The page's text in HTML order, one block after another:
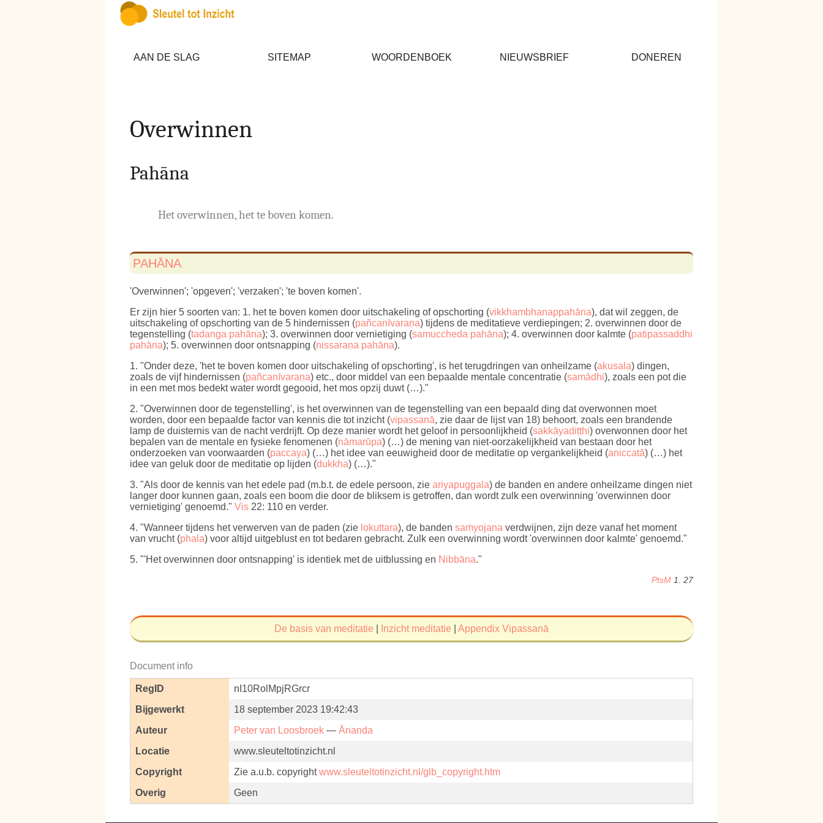
AAN DE SLAG SITEMAP WOORDENBOEK NIEUWSBRIEF DONEREN
Overwinnen
Pahāna
Het overwinnen, het te boven komen.
PAHĀNA
'Overwinnen'; 'opgeven'; 'verzaken'; 'te boven komen'.
Er zijn hier 5 soorten van: 1. het te boven komen door uitschakeling of opschorting (vikkhambhanappahāna), dat wil zeggen, de
uitschakeling of opschorting van de 5 hindernissen (pañcanīvaraṇa) tijdens de meditatieve verdiepingen; 2. overwinnen door de
tegenstelling (tadanga pahāna); 3. overwinnen door vernietiging (samuccheda pahāna); 4. overwinnen door kalmte (patipassaddhi
pahāna); 5. overwinnen door ontsnapping (nissaraṇa pahāna).
1. "Onder deze, 'het te boven komen door uitschakeling of opschorting', is het terugdringen van onheilzame (akusala) dingen,
zoals de vijf hindernissen (pañcanīvaraṇa) etc., door middel van een bepaalde mentale concentratie (samādhi), zoals een pot die
in een met mos bedekt water wordt gegooid, het mos opzij duwt (…)."
2. "Overwinnen door de tegenstelling', is het overwinnen van de tegenstelling van een bepaald ding dat overwonnen moet
worden, door een bepaalde factor van kennis die tot inzicht (vipassanā, zie daar de lijst van 18) behoort, zoals een brandende
lamp de duisternis van de nacht verdrijft. Op deze manier wordt het geloof in persoonlijkheid (sakkāyadiṭṭhi) overwonnen door het
bepalen van de mentale en fysieke fenomenen (nāmarūpa) (…) de mening van niet-oorzakelijkheid van bestaan door het
onderzoeken van voorwaarden (paccaya) (…) het idee van eeuwigheid door de meditatie op vergankelijkheid (aniccatā) (…) het
idee van geluk door de meditatie op lijden (dukkha) (…)."
3. "Als door de kennis van het edele pad (m.b.t. de edele persoon, zie ariyapuggala) de banden en andere onheilzame dingen niet
langer door kunnen gaan, zoals een boom die door de bliksem is getroffen, dan wordt zulk een overwinning 'overwinnen door
vernietiging' genoemd." Vis 22: 110 en verder.
4. "Wanneer tijdens het verwerven van de paden (zie lokuttara), de banden saṁyojana verdwijnen, zijn deze vanaf het moment
van vrucht (phala) voor altijd uitgeblust en tot bedaren gebracht. Zulk een overwinning wordt 'overwinnen door kalmte' genoemd."
5. "'Het overwinnen door ontsnapping' is identiek met de uitblussing en Nibbāna."
PtsM 1. 27
De basis van meditatie Inzicht meditatie Appendix Vipassanā
Document info
RegID
nI10RolMpjRGrcr
Bijgewerkt
18 september 2023 19:42:43
Auteur
Peter van Loosbroek — Ānanda
Locatie
www.sleuteltotinzicht.nl
Copyright
Zie a.u.b. copyrightwww.sleuteltotinzicht.nl/glb_copyright.htm
Overig
Geen